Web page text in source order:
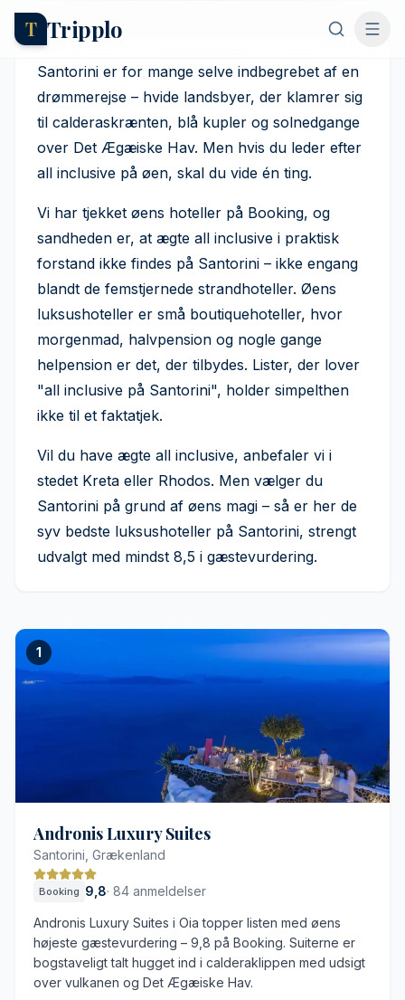
T Tripplo
All inclusive på Santorini?
Sandheden – og øens 7
bedste luksushoteller
Axel Hernborg·17. juni 2023
Santorini er for mange selve indbegrebet af en
drømmerejse – hvide landsbyer, der klamrer sig
til calderaskrænten, blå kupler og solnedgange
over Det Ægæiske Hav. Men hvis du leder efter
all inclusive på øen, skal du vide én ting.
Vi har tjekket øens hoteller på Booking, og
sandheden er, at ægte all inclusive i praktisk
forstand ikke findes på Santorini – ikke engang
blandt de femstjernede strandhoteller. Øens
luksushoteller er små boutiquehoteller, hvor
morgenmad, halvpension og nogle gange
helpension er det, der tilbydes. Lister, der lover
"all inclusive på Santorini", holder simpelthen
ikke til et faktatjek.
Vil du have ægte all inclusive, anbefaler vi i
stedet Kreta eller Rhodos. Men vælger du
Santorini på grund af øens magi – så er her de
syv bedste luksushoteller på Santorini, strengt
udvalgt med mindst 8,5 i gæstevurdering.
1
Andronis Luxury Suites
Santorini, Grækenland
Booking 9,8· 84 anmeldelser
Andronis Luxury Suites i Oia topper listen med øens
højeste gæstevurdering – 9,8 på Booking. Suiterne er
bogstaveligt talt hugget ind i calderaklippen med udsigt
over vulkanen og Det Ægæiske Hav.